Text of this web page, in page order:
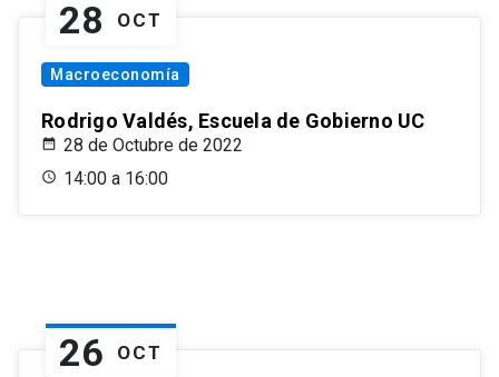
28 OCT
Macroeconomía
Rodrigo Valdés, Escuela de Gobierno UC
28 de Octubre de 2022
14:00 a 16:00
26 OCT